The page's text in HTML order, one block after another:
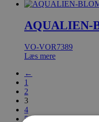
AQUALIEN-
VO-VOR7389
Læs mere
←
1
2
3
4
5